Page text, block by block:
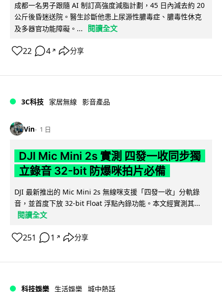
成都一名男子跟隨 AI 制訂高強度減脂計劃，45 日內減去約 20
公斤後昏迷送院。醫生診斷他患上尿源性膿毒症、膿毒性休克
及多器官功能障礙。...
閱讀全文
22 4 ↗ 分享
3C科技 家居無線 影音產品
Vin 1 日
DJI Mic Mini 2s 實測 四發一收同步獨
立錄音 32-bit 防爆咪拍片必備
DJI 最新推出的 Mic Mini 2s 無線咪支援「四發一收」分軌錄
音，並首度下放 32-bit Float 浮點內錄功能。本文經實測其...
閱讀全文
251 1 ↗ 分享
科技娛樂 生活娛樂 城中熱話